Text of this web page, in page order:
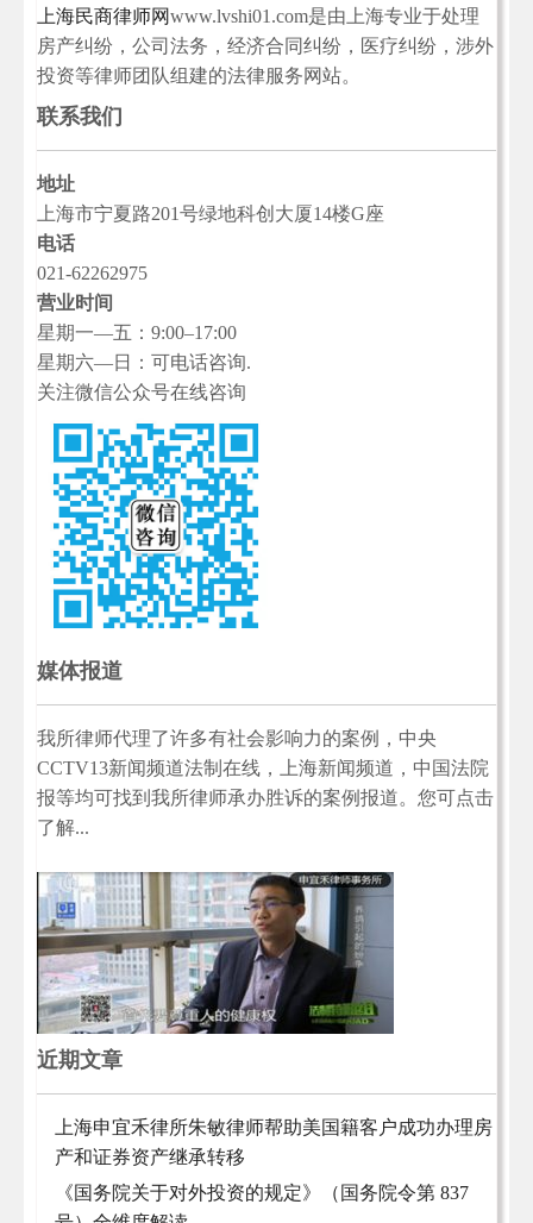
上海民商律师网www.lvshi01.com是由上海专业于处理
房产纠纷，公司法务，经济合同纠纷，医疗纠纷，涉外
投资等律师团队组建的法律服务网站。
联系我们
地址
上海市宁夏路201号绿地科创大厦14楼G座
电话
021-62262975
营业时间
星期一—五：9:00–17:00
星期六—日：可电话咨询.
关注微信公众号在线咨询
媒体报道
我所律师代理了许多有社会影响力的案例，中央
CCTV13新闻频道法制在线，上海新闻频道，中国法院
报等均可找到我所律师承办胜诉的案例报道。您可点击
了解...
近期文章
上海申宜禾律所朱敏律师帮助美国籍客户成功办理房
产和证券资产继承转移
《国务院关于对外投资的规定》（国务院令第 837